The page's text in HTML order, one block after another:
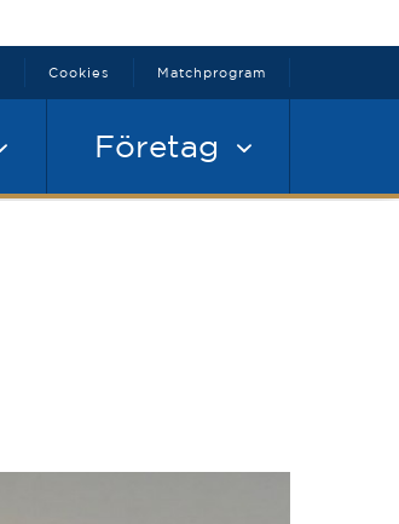
Företag
Cookies Matchprogram